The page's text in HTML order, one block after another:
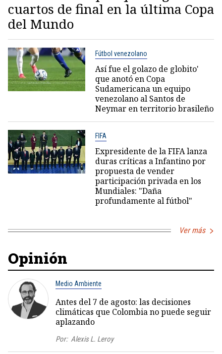
cuartos de final en la última Copa
del Mundo
Fútbol venezolano
Así fue el golazo de globito'
que anotó en Copa
Sudamericana un equipo
venezolano al Santos de
Neymar en territorio brasileño
FIFA
Expresidente de la FIFA lanza
duras críticas a Infantino por
propuesta de vender
participación privada en los
Mundiales: "Daña
profundamente al fútbol"
Ver más
Opinión
Medio Ambiente
Antes del 7 de agosto: las decisiones
climáticas que Colombia no puede seguir
aplazando
Por: Alexis L. Leroy